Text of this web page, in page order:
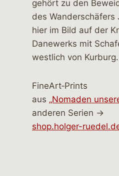
FineArt‑Prints
aus „Nomaden
anderen Serien →
shop.holger-